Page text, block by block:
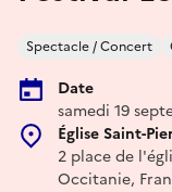
Spectacle / Concert
Date
samedi 19
Église Saint-
2 place de
Occitanie,